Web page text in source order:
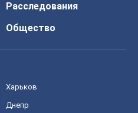
Расследования
Общество
Харьков
Днепр